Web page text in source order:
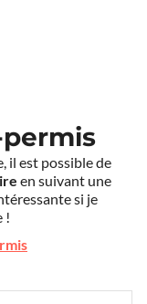
il est possible de
en suivant une
si je
!